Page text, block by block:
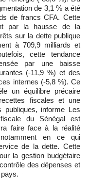
de 3,1 % a été
de francs CFA. Cette
par la hausse de la
sur la dette publique
à 709,9 milliards et
cette tendance
par une baisse
(-11,9 %) et des
internes (-5,8 %). Ce
un équilibre précaire
fiscales et une
publiques, informe Les
du Sénégal est
faire face à la réalité
en ce qui
de la dette. Cette
la gestion budgétaire
des dépenses et